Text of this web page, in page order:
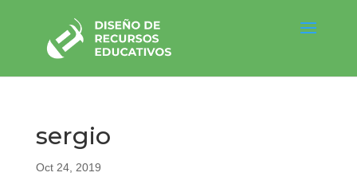
sergio
Oct 24, 2019